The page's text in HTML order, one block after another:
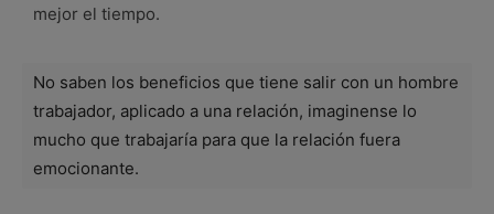
mejor el tiempo.
No saben los beneficios que tiene salir con un hombre
trabajador, aplicado a una relación, imaginense lo
mucho que trabajaría para que la relación fuera
emocionante.